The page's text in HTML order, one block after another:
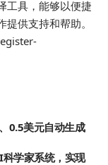
工具，能够以便捷
供支持和帮助。
0.5美元自动生成
学家系统，实现